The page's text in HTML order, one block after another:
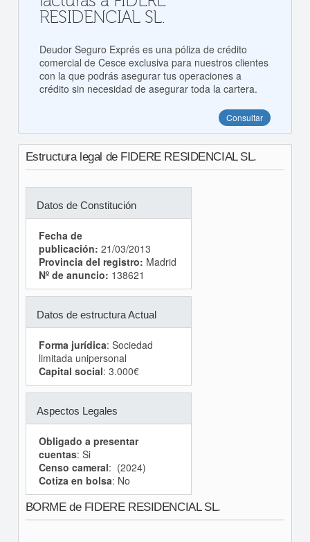
RESIDENCIAL SL.
Deudor Seguro Exprés es una póliza de crédito
comercial de Cesce exclusiva para nuestros clientes
con la que podrás asegurar tus operaciones a
crédito sin necesidad de asegurar toda la cartera.
Consultar
Estructura legal de FIDERE RESIDENCIAL SL.
Datos de Constitución
Fecha de
publicación: 21/03/2013
Provincia del registro: Madrid
Nº de anuncio: 138621
Datos de estructura Actual
Forma jurídica: Sociedad
limitada unipersonal
Capital social: 3.000€
Aspectos Legales
Obligado a presentar
cuentas: Si
Censo cameral: (2024)
Cotiza en bolsa: No
BORME de FIDERE RESIDENCIAL SL.